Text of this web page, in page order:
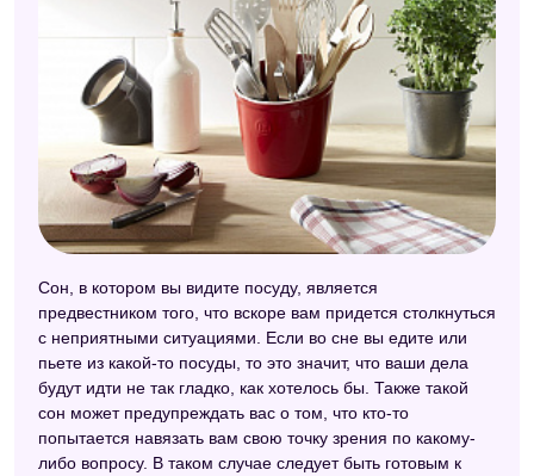
Сон, в котором вы видите посуду, является
предвестником того, что вскоре вам придется столкнуться
с неприятными ситуациями. Если во сне вы едите или
пьете из какой-то посуды, то это значит, что ваши дела
будут идти не так гладко, как хотелось бы. Также такой
сон может предупреждать вас о том, что кто-то
попытается навязать вам свою точку зрения по какому-
либо вопросу. В таком случае следует быть готовым к